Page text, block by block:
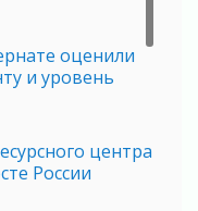
оценили
и уровень
центра
России